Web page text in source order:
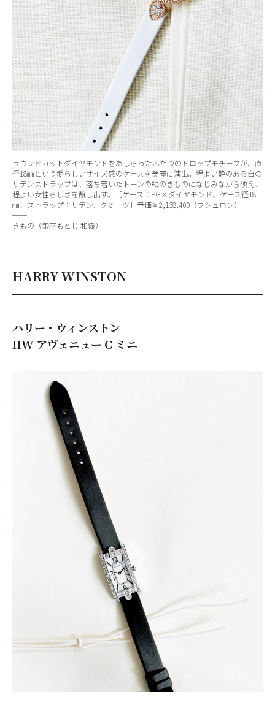
ラウンドカットダイヤモンドをあしらったふたつのドロップモチーフが、直
径18㎜という愛らしいサイズ感のケースを美麗に演出。程よい艶のある白の
サテンストラップは、落ち着いたトーンの紬のきものになじみながら映え、
程よい女性らしさを醸し出す。［ケース：PG×ダイヤモンド、ケース径18
㎜、ストラップ：サテン、クオーツ］予価￥2,138,400（ブシュロン）
──
きもの（銀座もとじ 和織）
HARRY WINSTON
ハリー・ウィンストン
HW アヴェニュー C ミニ